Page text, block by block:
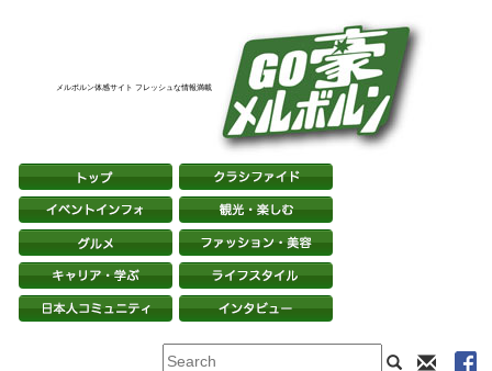
メルボルン体感サイト フレッシュな情報満載